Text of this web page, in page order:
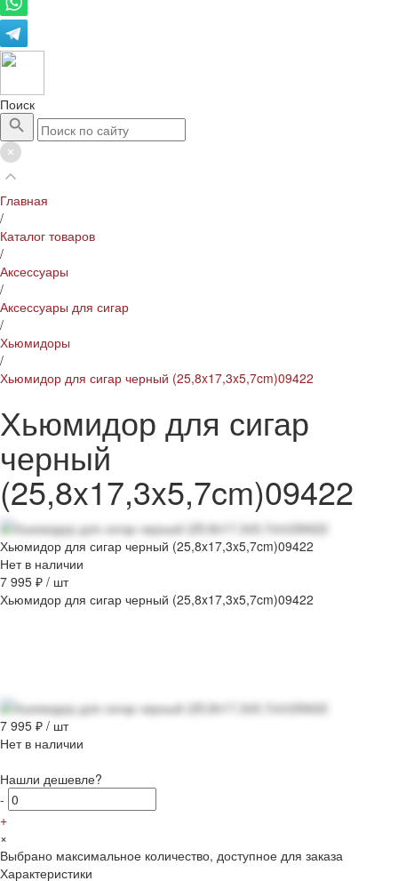
Поиск
Главная
/
Каталог товаров
/
Аксессуары
/
Аксессуары для сигар
/
Хьюмидоры
/
Хьюмидор для сигар черный (25,8x17,3x5,7cm)09422
Хьюмидор для сигар
черный
(25,8x17,3x5,7cm)09422
Хьюмидор для сигар черный (25,8x17,3x5,7cm)09422
Нет в наличии
7 995 ₽ / шт
Хьюмидор для сигар черный (25,8x17,3x5,7cm)09422
7 995 ₽ / шт
Нет в наличии
Нашли дешевле?
-
+
×
Выбрано максимальное количество, доступное для заказа
Характеристики